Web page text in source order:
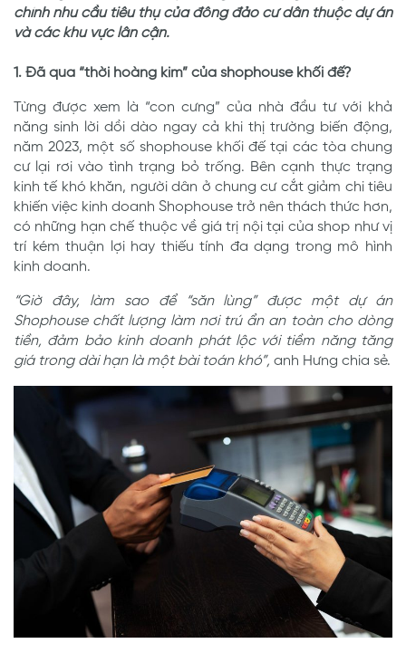
chính nhu cầu tiêu thụ của đông đảo cư dân thuộc dự án
và các khu vực lân cận.
1. Đã qua “thời hoàng kim” của shophouse khối đế?
Từng được xem là “con cưng” của nhà đầu tư với khả
năng sinh lời dồi dào ngay cả khi thị trường biến động,
năm 2023, một số shophouse khối đế tại các tòa chung
cư lại rơi vào tình trạng bỏ trống. Bên cạnh thực trạng
kinh tế khó khăn, người dân ở chung cư cắt giảm chi tiêu
khiến việc kinh doanh Shophouse trở nên thách thức hơn,
có những hạn chế thuộc về giá trị nội tại của shop như vị
trí kém thuận lợi hay thiếu tính đa dạng trong mô hình
kinh doanh.
“Giờ đây, làm sao để “săn lùng” được một dự án
Shophouse chất lượng làm nơi trú ẩn an toàn cho dòng
tiền, đảm bảo kinh doanh phát lộc với tiềm năng tăng
giá trong dài hạn là một bài toán khó”, anh Hưng chia sẻ.